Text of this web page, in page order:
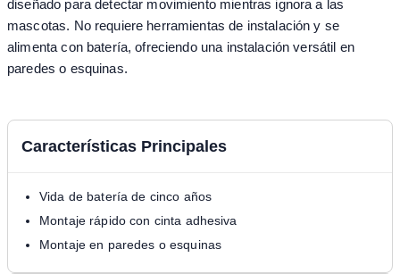
diseñado para detectar movimiento mientras ignora a las
mascotas. No requiere herramientas de instalación y se
alimenta con batería, ofreciendo una instalación versátil en
paredes o esquinas.
Características Principales
Vida de batería de cinco años
Montaje rápido con cinta adhesiva
Montaje en paredes o esquinas